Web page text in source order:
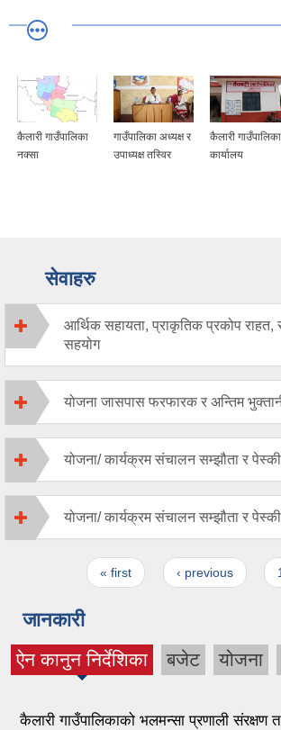
कैलारी गाउँपालिका
नक्सा
गाउँपालिका अध्यक्ष र
उपाध्यक्ष तस्विर
कैलारी गाउँपालिका
कार्यालय
सेवाहरु
आर्थिक सहायता, प्राकृतिक प्रकोप
सहयोग
योजना जासपास फरफारक र अन्तिम
योजना/ कार्यक्रम संचालन सम्झौता र
योजना/ कार्यक्रम संचालन सम्झौता र
« first ‹ previous 1
जानकारी
ऐन कानुन निर्देशिका
(active tab) बजेट योजना
कैलारी गाउँपालिकाको भलमन्सा प्रणाली संरक्षण